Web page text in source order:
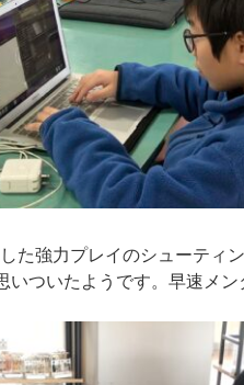
た強力プレイのシューティ
いついたようです。早速メ